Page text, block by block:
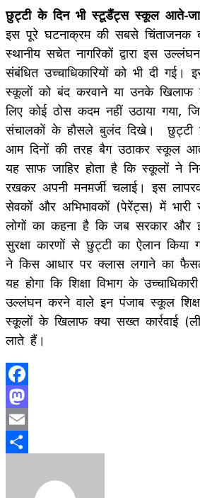
छुट्टी के दिन भी स्टूडैंट्स स्कूल आते-
इस पूरे घटनाक्रम की सबसे चिंताजनक
स्थानीय सचेत नागरिकों द्वारा इस
संबंधित उच्चाधिकारियों को भी दी
स्कूलों को बंद करवाने या उनके
लिए कोई ठोस कदम नहीं उठाया गया,
संचालकों के हौसले बुलंद दिखे। छुट्टी
आम दिनों की तरह बैग उठाकर स्कूल
यह साफ जाहिर होता है कि स्कूलों ने
रखकर अपनी मनमर्जी चलाई। इस
सेवकों और अभिभावकों (पेरेंट्स) में भारी
लोगों का कहना है कि जब सरकार और
सुरक्षा कारणों से छुट्टी का ऐलान
ने किस आधार पर क्लास लगाने का
यह होगा कि शिक्षा विभाग के
उल्लंघन करने वाले इन पंजाब स्कूल शिक्षा
स्कूलों के खिलाफ क्या सख्त कार्रवाई
लाते हैं।
Facebook
Mastodon
Email